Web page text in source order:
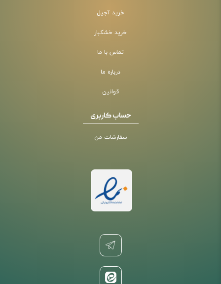
خرید آجیل
خرید خشکبار
تماس با ما
درباره ما
قوانین
حساب کاربری
سفارشات من